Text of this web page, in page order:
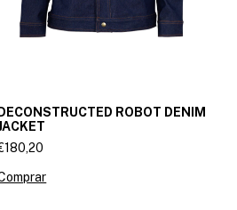
DECONSTRUCTED ROBOT DENIM